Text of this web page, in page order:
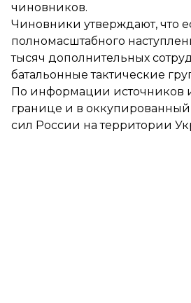
чиновников.
Чиновники утверждают, что
полномасштабного
тысяч дополнительных
батальонные тактические
По информации источников
границе и в
сил России на территории